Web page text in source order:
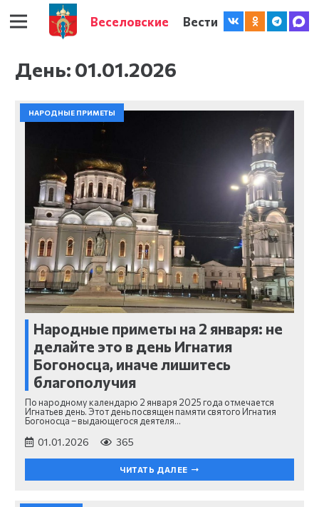
Веселовские Вести
День: 01.01.2026
НАРОДНЫЕ ПРИМЕТЫ
Народные приметы на 2 января: не
делайте это в день Игнатия
Богоносца, иначе лишитесь
благополучия
По народному календарю 2 января 2025 года отмечается
Игнатьев день. Этот день посвящен памяти святого Игнатия
Богоносца – выдающегося деятеля…
01.01.2026 365
ЧИТАТЬ ДАЛЕЕ